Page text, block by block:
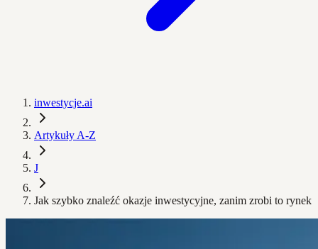
inwestycje.ai
Artykuły A-Z
J
Jak szybko znaleźć okazje inwestycyjne, zanim zrobi to rynek